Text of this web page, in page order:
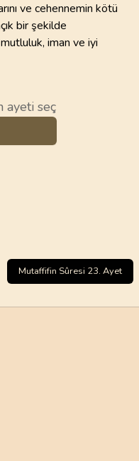
ve cehennemin kötü
bir şekilde
iman ve iyi
ayeti seç
Mutaffifin Sûresi 23. Ayet